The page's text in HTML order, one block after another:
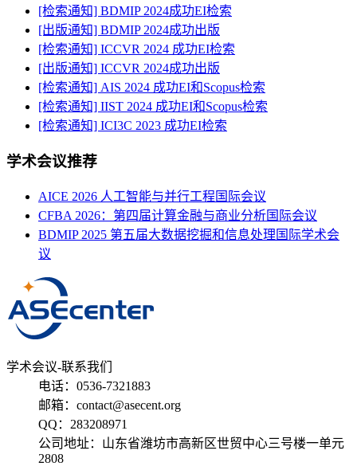
[检索通知] BDMIP 2024成功EI检索
[出版通知] BDMIP 2024成功出版
[检索通知] ICCVR 2024 成功EI检索
[出版通知] ICCVR 2024成功出版
[检索通知] AIS 2024 成功EI和Scopus检索
[检索通知] IIST 2024 成功EI和Scopus检索
[检索通知] ICI3C 2023 成功EI检索
学术会议推荐
AICE 2026 人工智能与并行工程国际会议
CFBA 2026：第四届计算金融与商业分析国际会议
BDMIP 2025 第五届大数据挖掘和信息处理国际学术会
议
学术会议-联系我们
电话：0536-7321883
邮箱：contact@asecent.org
QQ：283208971
公司地址：山东省潍坊市高新区世贸中心三号楼一单元
2808